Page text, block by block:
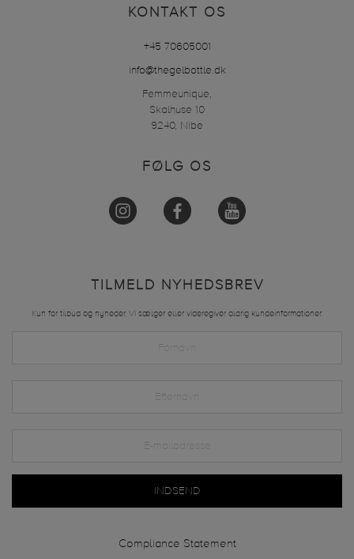
KONTAKT OS
+45 70605001
info@thegelbottle.dk
Femmeunique,
Skalhuse 10
9240, Nibe
FØLG OS
TILMELD NYHEDSBREV
Kun for tilbud og nyheder. Vi sælger eller videregiver aldrig kundeinformationer.
INDSEND
Compliance Statement